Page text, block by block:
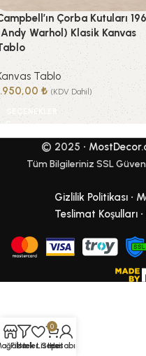
Çorba Kutuları
Warhol) Klasik Kanvas
Tablo
₺ (KDV Dahil)
SEÇENEKLER
© 2025 •
Tüm Bilgileriniz SSL
Gizlilik Politikası •
Teslimat Koşulları•
Filtreler
İstek Listesi
0
Sepet
Hesabım